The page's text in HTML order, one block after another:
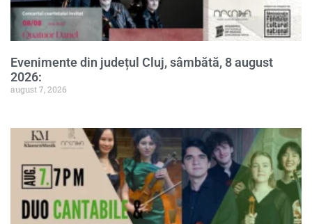
Evenimente din județul Cluj, sâmbătă, 8 august
2026:
august 7, 2026